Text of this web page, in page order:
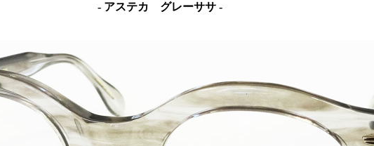
- アステカ グレーササ -